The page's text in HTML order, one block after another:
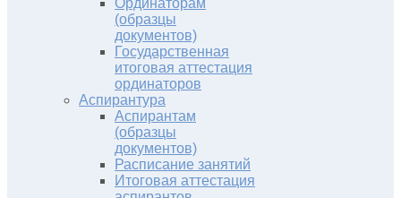
(образцы
документов)
Государственная
итоговая аттестация
ординаторов
Аспирантура
Аспирантам
(образцы
документов)
Расписание занятий
Итоговая аттестация